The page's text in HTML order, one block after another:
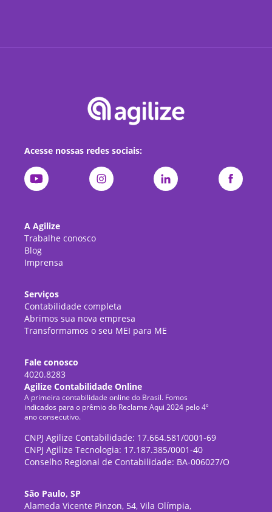
Acesse nossas redes sociais:
A Agilize
Trabalhe conosco
Blog
Imprensa
Serviços
Contabilidade completa
Abrimos sua nova empresa
Transformamos o seu MEI para ME
Fale conosco
4020.8283
Agilize Contabilidade Online
A primeira contabilidade online do Brasil. Fomos
indicados para o prêmio do Reclame Aqui 2024 pelo 4º
ano consecutivo.
CNPJ Agilize Contabilidade: 17.664.581/0001-69
CNPJ Agilize Tecnologia: 17.187.385/0001-40
Conselho Regional de Contabilidade: BA-006027/O
São Paulo, SP
Alameda Vicente Pinzon, 54, Vila Olímpia,